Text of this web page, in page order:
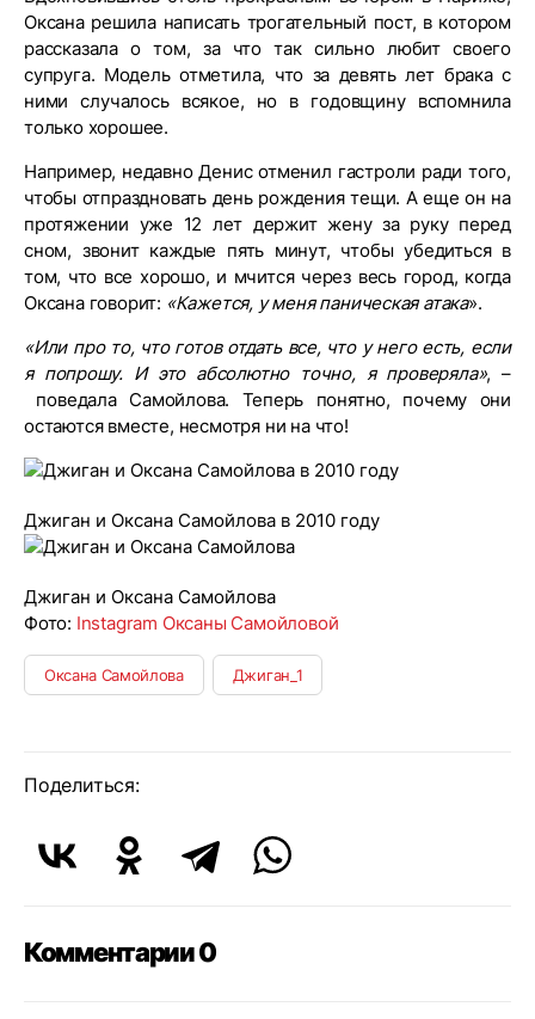
Оксана решила написать трогательный пост, в котором
рассказала о том, за что так сильно любит своего
супруга. Модель отметила, что за девять лет брака с
ними случалось всякое, но в годовщину вспомнила
только хорошее.
Например, недавно Денис отменил гастроли ради того,
чтобы отпраздновать день рождения тещи. А еще он на
протяжении уже 12 лет держит жену за руку перед
сном, звонит каждые пять минут, чтобы убедиться в
том, что все хорошо, и мчится через весь город, когда
Оксана говорит: «Кажется, у меня паническая атака».
«Или про то, что готов отдать все, что у него есть, если
я попрошу. И это абсолютно точно, я проверяла», –
поведала Самойлова. Теперь понятно, почему они
остаются вместе, несмотря ни на что!
Джиган и Оксана Самойлова в 2010 году
Джиган и Оксана Самойлова
Фото: Instagram Оксаны Самойловой
Оксана Самойлова Джиган_1
Поделиться:
Комментарии 0